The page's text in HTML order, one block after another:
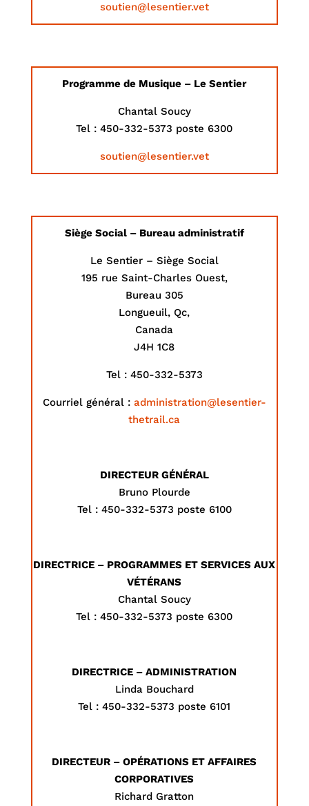
soutien@lesentier.vet
Programme de Musique – Le Sentier
Chantal Soucy
Tel : 450-332-5373 poste 6300
soutien@lesentier.vet
Siège Social – Bureau administratif
Le Sentier – Siège Social
195 rue Saint-Charles Ouest,
Bureau 305
Longueuil, Qc,
Canada
J4H 1C8
Tel : 450-332-5373
Courriel général : administration@lesentier-
thetrail.ca
DIRECTEUR GÉNÉRAL
Bruno Plourde
Tel : 450-332-5373 poste 6100
DIRECTRICE – PROGRAMMES ET SERVICES AUX
VÉTÉRANS
Chantal Soucy
Tel : 450-332-5373 poste 6300
DIRECTRICE – ADMINISTRATION
Linda Bouchard
Tel : 450-332-5373 poste 6101
DIRECTEUR – OPÉRATIONS ET AFFAIRES
CORPORATIVES
Richard Gratton